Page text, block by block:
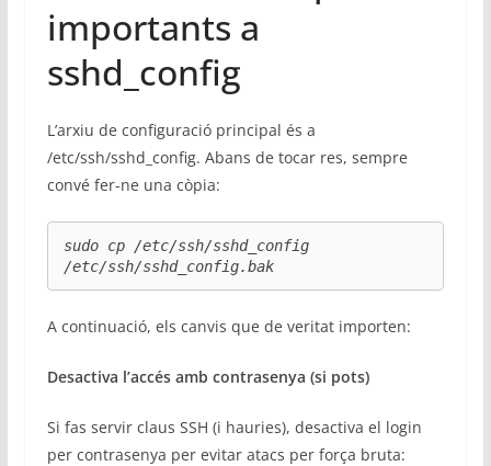
importants a
sshd_config
L’arxiu de configuració principal és a
/etc/ssh/sshd_config. Abans de tocar res, sempre
convé fer-ne una còpia:
sudo cp /etc/ssh/sshd_config
/etc/ssh/sshd_config.bak
A continuació, els canvis que de veritat importen:
Desactiva l’accés amb contrasenya (si pots)
Si fas servir claus SSH (i hauries), desactiva el login
per contrasenya per evitar atacs per força bruta: